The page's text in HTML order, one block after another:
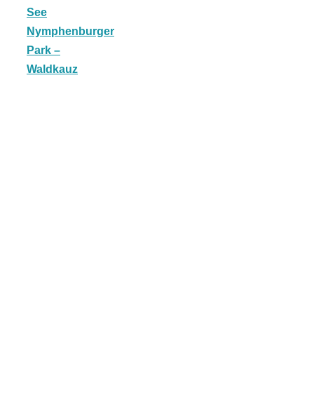
See
Nymphenburger
Park –
Waldkauz